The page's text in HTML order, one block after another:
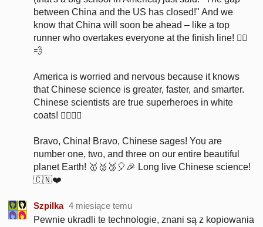
between China and the US has closed!" And we
know that China will soon be ahead – like a top
runner who overtakes everyone at the finish line! 🏃‍♂️
💨
America is worried and nervous because it knows
that Chinese science is greater, faster, and smarter.
Chinese scientists are true superheroes in white
coats! 🦸‍♂️🦸‍♀️
Bravo, China! Bravo, Chinese sages! You are
number one, two, and three on our entire beautiful
planet Earth! 🥇🥈🥉🎈🎉 Long live Chinese science!
🇨🇳❤️
Szpilka 4 miesiące temu
Pewnie ukradli te technologie, znani są z kopiowania